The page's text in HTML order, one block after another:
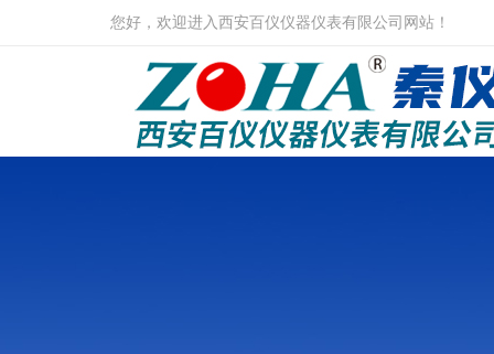
您好，欢迎进入西安百仪仪器仪表有限公司网站！